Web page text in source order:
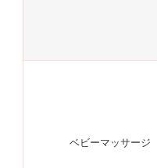
ベビーマッサージ